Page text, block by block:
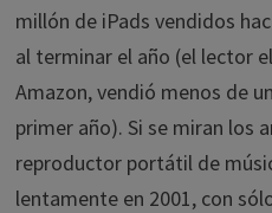
millón de iPads vendidos
al terminar el año (el lector
Amazon, vendió menos de
primer año). Si se miran los
reproductor portátil de
lentamente en 2001, con